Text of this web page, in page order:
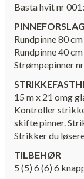
Basta hvit nr
PINNEFORSLAG
Rundpinne 80
Rundpinne 40
Strømpepinner
15 m x 21 omg
Kontroller
skifte pinner.
Strikker du
TILBEHØR
5 (5) 6 (6) 6